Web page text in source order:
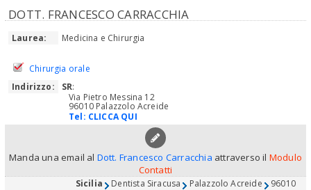
DOTT. FRANCESCO CARRACCHIA
Laurea: Medicina e Chirurgia
Chirurgia orale
Indirizzo:
SR:
Via Pietro Messina 12
96010 Palazzolo Acreide
Tel: CLICCA QUI
Manda una email al Dott. Francesco Carracchia attraverso il Modulo
Contatti
Sicilia Dentista Siracusa Palazzolo Acreide 96010